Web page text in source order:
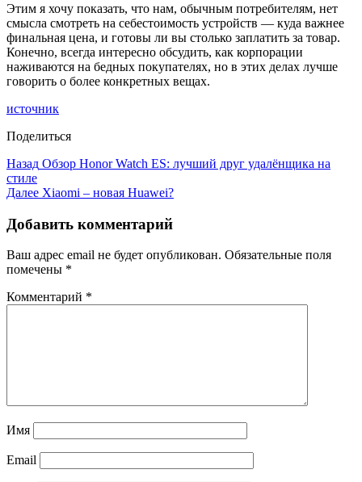
Этим я хочу показать, что нам, обычным потребителям, нет
смысла смотреть на себестоимость устройств — куда важнее
финальная цена, и готовы ли вы столько заплатить за товар.
Конечно, всегда интересно обсудить, как корпорации
наживаются на бедных покупателях, но в этих делах лучше
говорить о более конкретных вещах.
источник
Поделиться
Назад Обзор Honor Watch ES: лучший друг удалёнщика на
стиле
Далее Xiaomi – новая Huawei?
Добавить комментарий
Ваш адрес email не будет опубликован. Обязательные поля
помечены *
Комментарий *
Имя
Email